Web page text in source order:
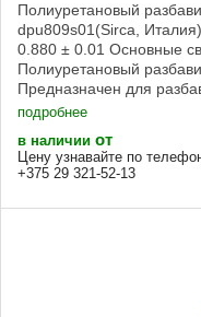
Полиуретановый
dpu809s01(Sirca,
0.880 ± 0.01 Основные
Полиуретановый
Предназначен для
подробнее
в наличии от
Цену узнавайте по
+375 29 321-52-13